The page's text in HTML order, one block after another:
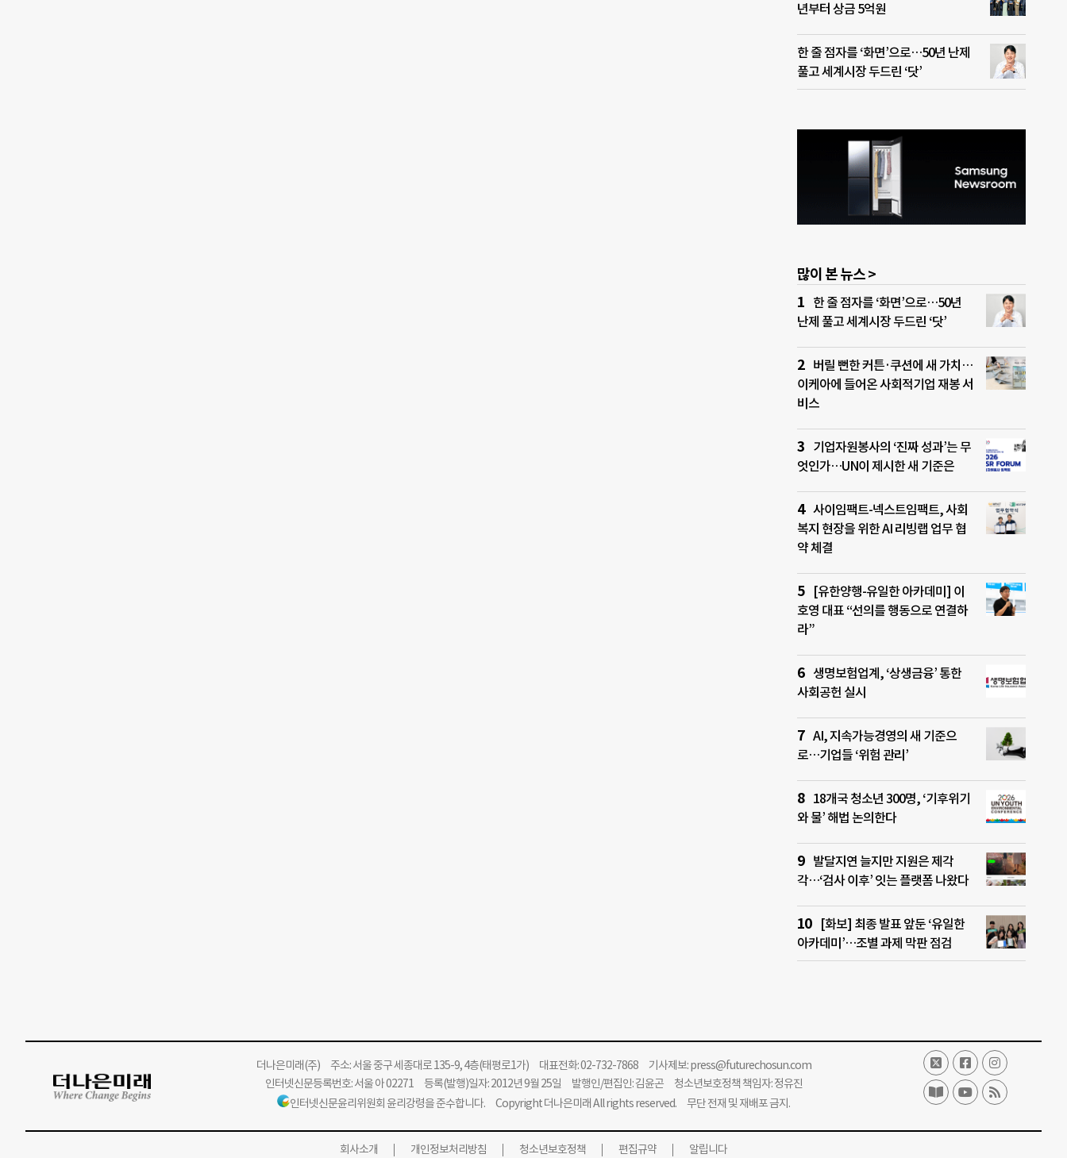
년부터 상금 5억원
한 줄 점자를 ‘화면’으로…50년 난제
풀고 세계시장 두드린 ‘닷’
많이 본 뉴스 >
한 줄 점자를 ‘화면’으로…50년
난제 풀고 세계시장 두드린 ‘닷’
버릴 뻔한 커튼·쿠션에 새 가치…
이케아에 들어온 사회적기업 재봉 서
비스
기업자원봉사의 ‘진짜 성과’는 무
엇인가…UN이 제시한 새 기준은
사이임팩트-넥스트임팩트, 사회
복지 현장을 위한 AI 리빙랩 업무 협
약 체결
[유한양행-유일한 아카데미] 이
호영 대표 “선의를 행동으로 연결하
라”
생명보험업계, ‘상생금융’ 통한
사회공헌 실시
AI, 지속가능경영의 새 기준으
로…기업들 ‘위험 관리’
18개국 청소년 300명, ‘기후위기
와 물’ 해법 논의한다
발달지연 늘지만 지원은 제각
각…‘검사 이후’ 잇는 플랫폼 나왔다
[화보] 최종 발표 앞둔 ‘유일한
아카데미’…조별 과제 막판 점검
더나은미래(주)주소: 서울 중구 세종대로 135-9, 4층(태평로1가) 대표전화: 02-732-7868 기사제보:press@futurechosun.com
인터넷신문등록번호: 서울 아 02271 등록(발행)일자: 2012년 9월 25일 발행인/편집인: 김윤곤 청소년보호정책 책임자: 정유진
인터넷신문윤리위원회 윤리강령을 준수합니다. Copyright 더나은미래 All rights reserved. 무단 전재 및 재배포 금지.
회사소개 개인정보처리방침 청소년보호정책 편집규약 알립니다